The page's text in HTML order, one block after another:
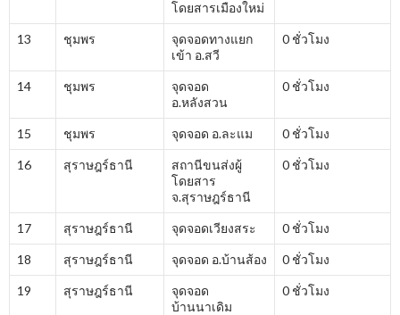
โดยสารเมืองใหม่
13 ชุมพร
จุดจอดทางแยก
เข้า อ.สวี
0 ชั่วโมง
14 ชุมพร
จุดจอด
อ.หลังสวน
0 ชั่วโมง
15 ชุมพร จุดจอด อ.ละแม 0 ชั่วโมง
16 สุราษฎร์ธานี
สถานีขนส่งผู้
โดยสาร
จ.สุราษฎร์ธานี
0 ชั่วโมง
17 สุราษฎร์ธานี จุดจอดเวียงสระ 0 ชั่วโมง
18 สุราษฎร์ธานี จุดจอด อ.บ้านส้อง 0 ชั่วโมง
19 สุราษฎร์ธานี
จุดจอด
บ้านนาเดิม
0 ชั่วโมง